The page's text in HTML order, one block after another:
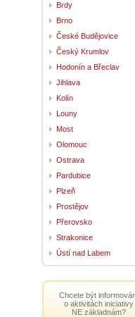
Brdy
Brno
České Budějovice
Český Krumlov
Hodonín a Břeclav
Jihlava
Kolín
Louny
Most
Olomouc
Ostrava
Pardubice
Plzeň
Prostějov
Přerovsko
Strakonice
Ústí nad Labem
Chcete být
o aktivitách iniciativy
NE základnám?